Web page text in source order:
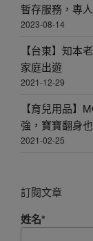
暫存服務，專
2023-08-14
【台東】知本
家庭出遊
2021-12-29
【育兒用品】
強，寶寶翻身
2021-02-25
訂閱文章
姓名*